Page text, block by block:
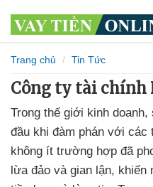
Trang chủ Tin Tức
Công ty tài chính
Trong thế giới kinh
đầu khi đàm phán với các
không ít trường hợp đã
lừa đảo và gian lận,